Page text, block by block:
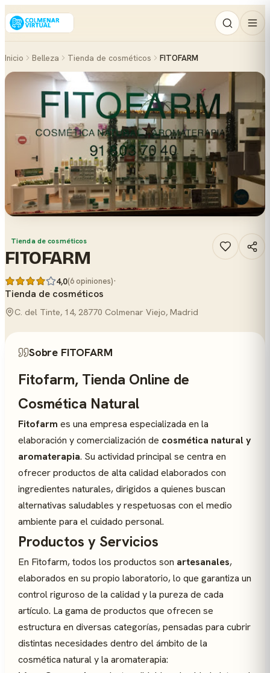
Inicio Belleza Tienda de cosméticos FITOFARM
Tienda de cosméticos
FITOFARM
4,0(6 opiniones)·
Tienda de cosméticos
C. del Tinte, 14, 28770 Colmenar Viejo, Madrid
Sobre FITOFARM
Fitofarm, Tienda Online de
Cosmética Natural
Fitofarm es una empresa especializada en la
elaboración y comercialización de cosmética natural y
aromaterapia. Su actividad principal se centra en
ofrecer productos de alta calidad elaborados con
ingredientes naturales, dirigidos a quienes buscan
alternativas saludables y respetuosas con el medio
ambiente para el cuidado personal.
Productos y Servicios
En Fitofarm, todos los productos son artesanales,
elaborados en su propio laboratorio, lo que garantiza un
control riguroso de la calidad y la pureza de cada
artículo. La gama de productos que ofrecen se
estructura en diversas categorías, pensadas para cubrir
distintas necesidades dentro del ámbito de la
cosmética natural y la aromaterapia: